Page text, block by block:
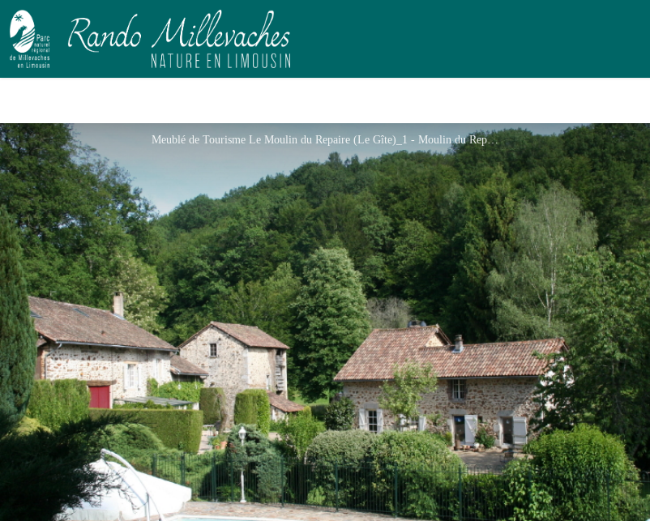
Meublé de Tourisme Le Moulin du Repaire (Le Gîte)_1 - Moulin du Repaire